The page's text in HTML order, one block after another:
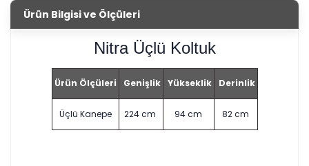
Ürün Bilgisi ve Ölçüleri
Nitra Üçlü Koltuk
Ürün Ölçüleri Genişlik Yükseklik Derinlik
Üçlü Kanepe 224 cm 94 cm 82 cm